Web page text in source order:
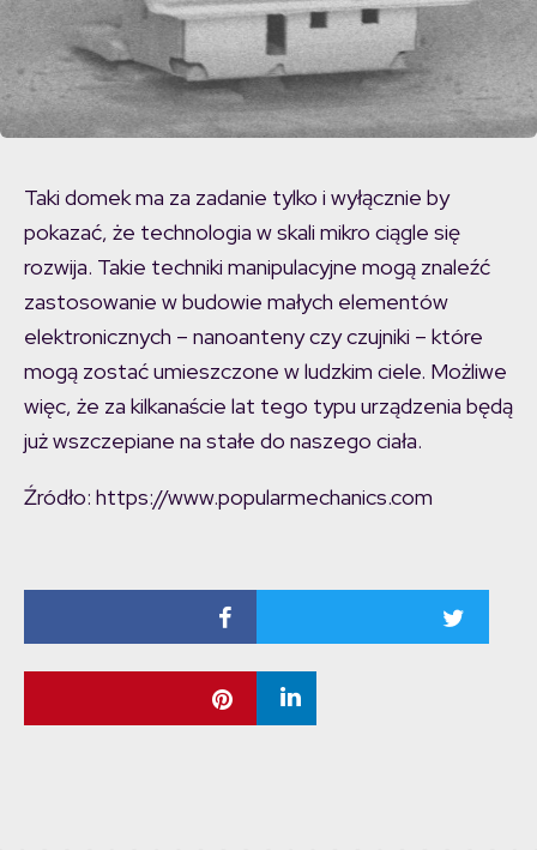
Taki domek ma za zadanie tylko i wyłącznie by
pokazać, że technologia w skali mikro ciągle się
rozwija. Takie techniki manipulacyjne mogą znaleźć
zastosowanie w budowie małych elementów
elektronicznych – nanoanteny czy czujniki – które
mogą zostać umieszczone w ludzkim ciele. Możliwe
więc, że za kilkanaście lat tego typu urządzenia będą
już wszczepiane na stałe do naszego ciała.
Źródło: https://www.popularmechanics.com